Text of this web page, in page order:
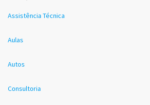
Assistência Técnica
Aulas
Autos
Consultoria